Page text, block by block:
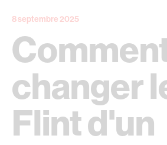
8 septembre 2025
changer
Flint d'un